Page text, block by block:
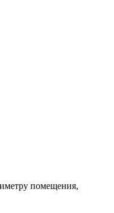
помещения,